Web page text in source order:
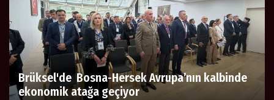
Brüksel'de Bosna-Hersek Avrupa’nın kalbinde
ekonomik atağa geçiyor